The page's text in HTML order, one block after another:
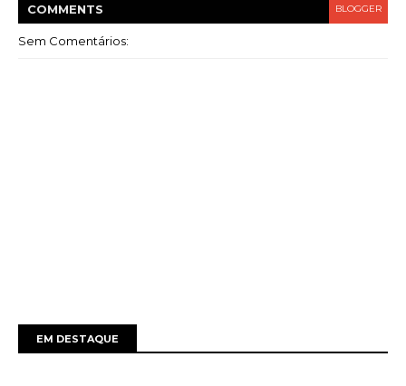
COMMENTS BLOGGER
Sem Comentários:
EM DESTAQUE